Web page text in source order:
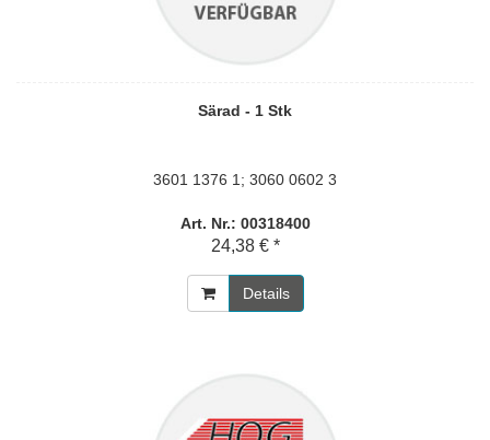
Särad - 1 Stk
3601 1376 1; 3060 0602 3
Art. Nr.: 00318400
24,38 € *
Details